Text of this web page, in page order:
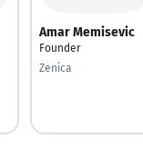
Amar Memisevic
Founder
Zenica